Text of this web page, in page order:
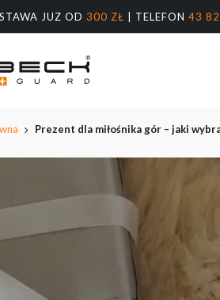
JUZ OD 300 ZŁ | TELEFON 43
Prezent dla miłośnika gór – jaki